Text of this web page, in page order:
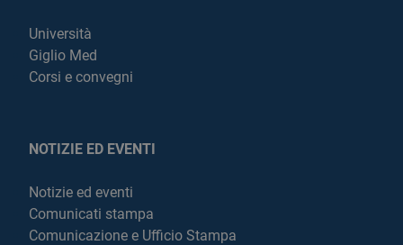
Università
Giglio Med
Corsi e convegni
NOTIZIE ED EVENTI
Notizie ed eventi
Comunicati stampa
Comunicazione e Ufficio Stampa